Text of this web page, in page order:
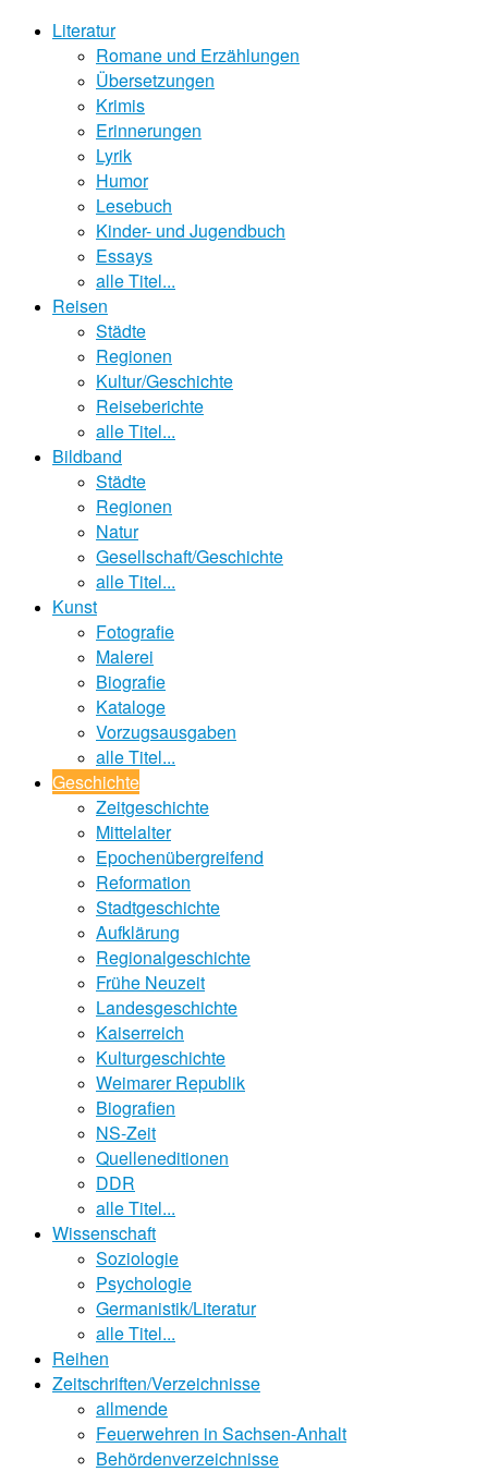
Literatur
Romane und Erzählungen
Übersetzungen
Krimis
Erinnerungen
Lyrik
Humor
Lesebuch
Kinder- und Jugendbuch
Essays
alle Titel...
Reisen
Städte
Regionen
Kultur/Geschichte
Reiseberichte
alle Titel...
Bildband
Städte
Regionen
Natur
Gesellschaft/Geschichte
alle Titel...
Kunst
Fotografie
Malerei
Biografie
Kataloge
Vorzugsausgaben
alle Titel...
Geschichte
Zeitgeschichte
Mittelalter
Epochenübergreifend
Reformation
Stadtgeschichte
Aufklärung
Regionalgeschichte
Frühe Neuzeit
Landesgeschichte
Kaiserreich
Kulturgeschichte
Weimarer Republik
Biografien
NS-Zeit
Quelleneditionen
DDR
alle Titel...
Wissenschaft
Soziologie
Psychologie
Germanistik/Literatur
alle Titel...
Reihen
Zeitschriften/Verzeichnisse
allmende
Feuerwehren in Sachsen-Anhalt
Behördenverzeichnisse